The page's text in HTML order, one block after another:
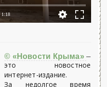
1:18
© «Новости Крыма»–
это новостное
интернет-издание.
За недолгое время